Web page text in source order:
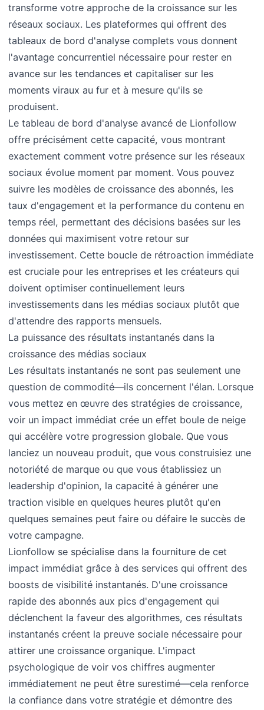
transforme votre approche de la croissance sur les
réseaux sociaux. Les plateformes qui offrent des
tableaux de bord d'analyse complets vous donnent
l'avantage concurrentiel nécessaire pour rester en
avance sur les tendances et capitaliser sur les
moments viraux au fur et à mesure qu'ils se
produisent.
Le tableau de bord d'analyse avancé de Lionfollow
offre précisément cette capacité, vous montrant
exactement comment votre présence sur les réseaux
sociaux évolue moment par moment. Vous pouvez
suivre les modèles de croissance des abonnés, les
taux d'engagement et la performance du contenu en
temps réel, permettant des décisions basées sur les
données qui maximisent votre retour sur
investissement. Cette boucle de rétroaction immédiate
est cruciale pour les entreprises et les créateurs qui
doivent optimiser continuellement leurs
investissements dans les médias sociaux plutôt que
d'attendre des rapports mensuels.
La puissance des résultats instantanés dans la
croissance des médias sociaux
Les résultats instantanés ne sont pas seulement une
question de commodité—ils concernent l'élan. Lorsque
vous mettez en œuvre des stratégies de croissance,
voir un impact immédiat crée un effet boule de neige
qui accélère votre progression globale. Que vous
lanciez un nouveau produit, que vous construisiez une
notoriété de marque ou que vous établissiez un
leadership d'opinion, la capacité à générer une
traction visible en quelques heures plutôt qu'en
quelques semaines peut faire ou défaire le succès de
votre campagne.
Lionfollow se spécialise dans la fourniture de cet
impact immédiat grâce à des services qui offrent des
boosts de visibilité instantanés. D'une croissance
rapide des abonnés aux pics d'engagement qui
déclenchent la faveur des algorithmes, ces résultats
instantanés créent la preuve sociale nécessaire pour
attirer une croissance organique. L'impact
psychologique de voir vos chiffres augmenter
immédiatement ne peut être surestimé—cela renforce
la confiance dans votre stratégie et démontre des